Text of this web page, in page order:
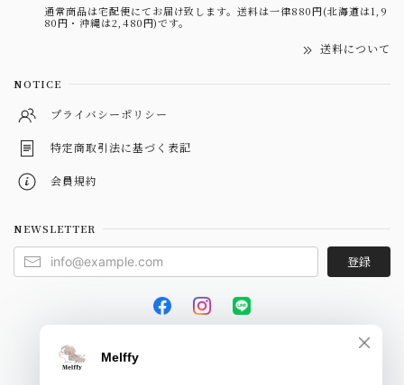
通常商品は宅配便にてお届け致します。送料は一律880円(北海道は1,9
80円・沖縄は2,480円)です。
送料について
NOTICE
プライバシーポリシー
特定商取引法に基づく表記
会員規約
NEWSLETTER
登録